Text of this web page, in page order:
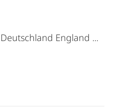
England ...